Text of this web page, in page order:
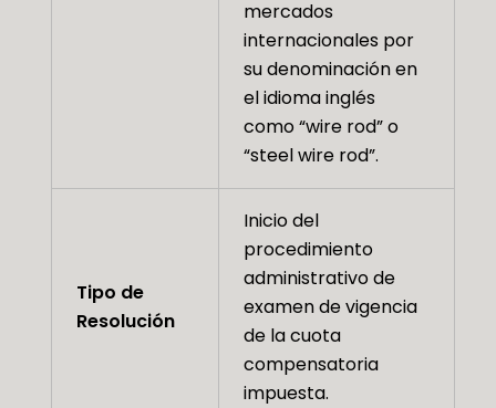
mercados
internacionales por
su denominación en
el idioma inglés
como “wire rod” o
“steel wire rod”.
Tipo de
Resolución
Inicio del
procedimiento
administrativo de
examen de vigencia
de la cuota
compensatoria
impuesta.